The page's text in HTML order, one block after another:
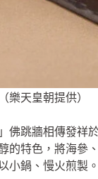
樂天皇朝提供）
佛跳牆相傳發
的特色，將海參
小鍋、慢火煎製